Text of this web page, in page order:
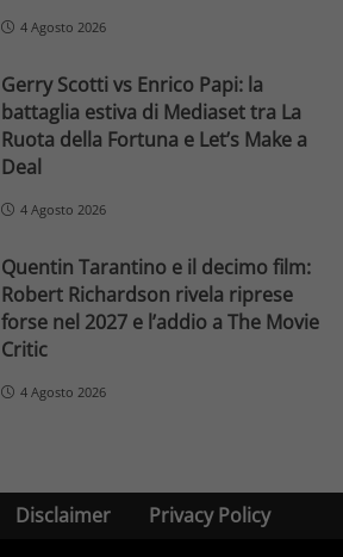
4 Agosto 2026
Gerry Scotti vs Enrico Papi: la
battaglia estiva di Mediaset tra La
Ruota della Fortuna e Let’s Make a
Deal
4 Agosto 2026
Quentin Tarantino e il decimo film:
Robert Richardson rivela riprese
forse nel 2027 e l’addio a The Movie
Critic
4 Agosto 2026
Disclaimer Privacy Policy